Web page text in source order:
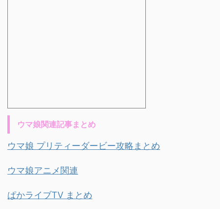
ウマ娘関連記事まとめ
ウマ娘 プリティーダービー攻略まとめ
ウマ娘アニメ関連
ぱかライブTV まとめ